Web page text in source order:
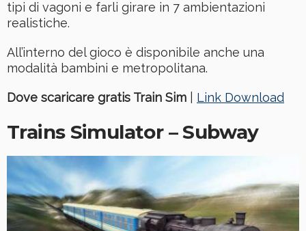
tipi di vagoni e farli girare in 7 ambientazioni
realistiche.
All’interno del gioco è disponibile anche una
modalità bambini e metropolitana.
Dove scaricare gratis Train Sim Link Download
Trains Simulator – Subway